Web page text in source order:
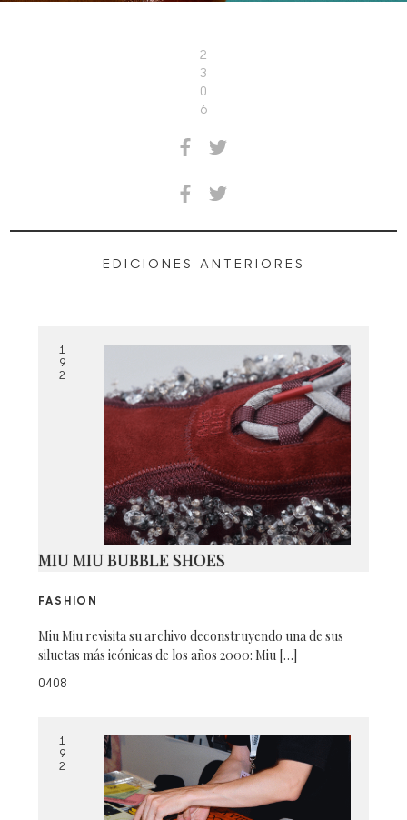
2
3
0
6
EDICIONES ANTERIORES
1
9
2
MIU MIU BUBBLE SHOES
FASHION
Miu Miu revisita su archivo deconstruyendo una de sus
siluetas más icónicas de los años 2000: Miu […]
0408
1
9
2